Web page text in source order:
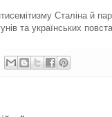
Сталіна й
та українських